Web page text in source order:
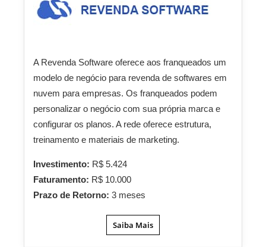
A Revenda Software oferece aos franqueados um
modelo de negócio para revenda de softwares em
nuvem para empresas. Os franqueados podem
personalizar o negócio com sua própria marca e
configurar os planos. A rede oferece estrutura,
treinamento e materiais de marketing.
Investimento: R$ 5.424
Faturamento: R$ 10.000
Prazo de Retorno: 3 meses
Saiba Mais